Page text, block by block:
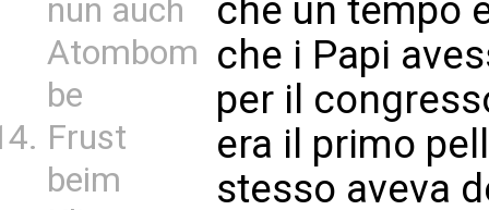
nun auch
Atombom
be
Frust
beim
che un tempo
che i Papi
per il
era il primo
stesso aveva